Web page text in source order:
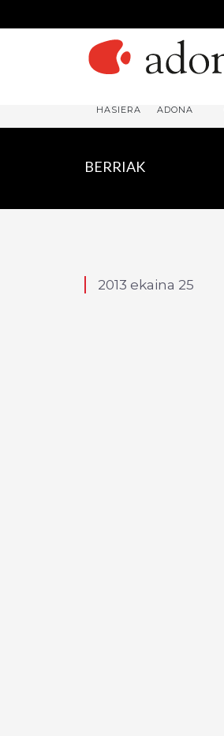
HASIERA ADONA
BERRIAK
2013 ekaina 25